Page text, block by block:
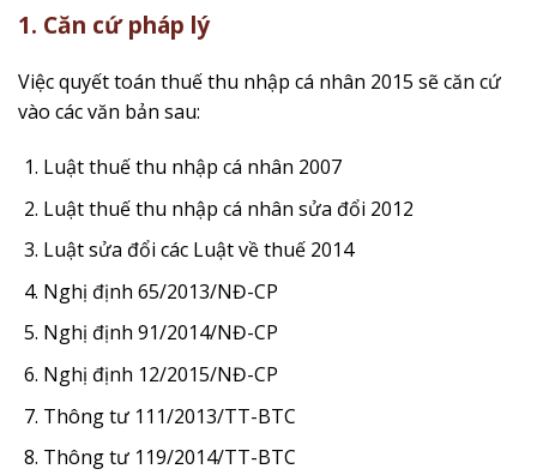
1. Căn cứ pháp lý
Việc quyết toán thuế thu nhập cá nhân 2015 sẽ căn cứ
vào các văn bản sau:
Luật thuế thu nhập cá nhân 2007
Luật thuế thu nhập cá nhân sửa đổi 2012
Luật sửa đổi các Luật về thuế 2014
Nghị định 65/2013/NĐ-CP
Nghị định 91/2014/NĐ-CP
Nghị định 12/2015/NĐ-CP
Thông tư 111/2013/TT-BTC
Thông tư 119/2014/TT-BTC